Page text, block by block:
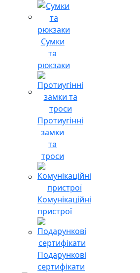
Сумки
та
рюкзаки
Протиугінні
замки
та
троси
Комунікаційні
пристрої
Подарункові
сертифікати